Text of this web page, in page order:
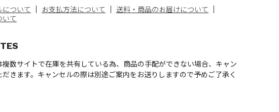
ついて お支払方法について
送料・商品のお届けについて
て
数サイトで在庫を共有している為、商品の手配ができない場合、キャン
きます。キャンセルの際は別途ご案内をお送りしますので予めご了承く